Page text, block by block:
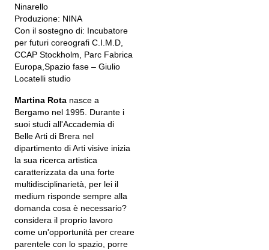
Ninarello
Produzione: NINA
Con il sostegno di: Incubatore
per futuri coreografi C.I.M.D,
CCAP Stockholm, Parc Fabrica
Europa,Spazio fase – Giulio
Locatelli studio
Martina Rota nasce a
Bergamo nel 1995. Durante i
suoi studi all'Accademia di
Belle Arti di Brera nel
dipartimento di Arti visive inizia
la sua ricerca artistica
caratterizzata da una forte
multidisciplinarietà, per lei il
medium risponde sempre alla
domanda cosa è necessario?
considera il proprio lavoro
come un'opportunità per creare
parentele con lo spazio, porre